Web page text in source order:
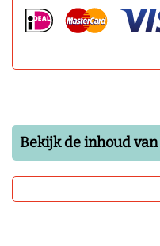
Bekijk de inhoud